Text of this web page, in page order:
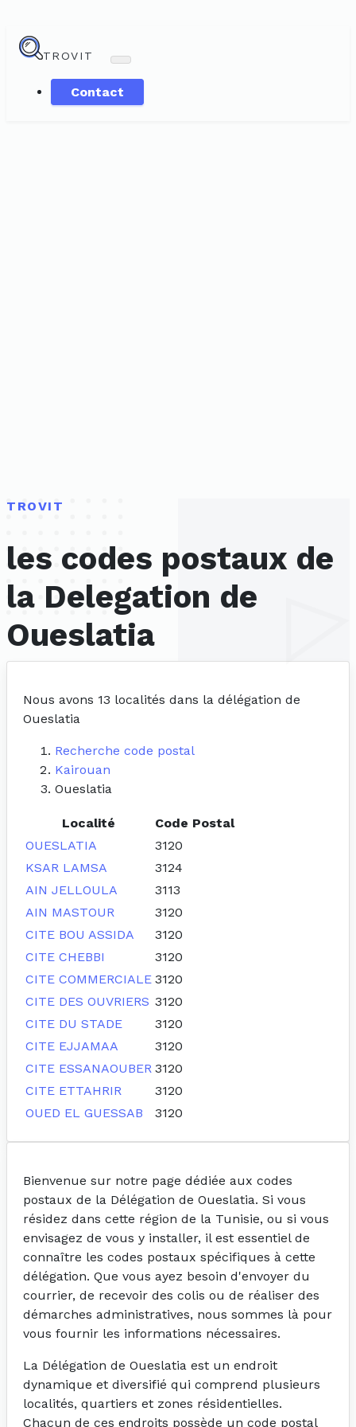
TROVIT
Contact
TROVIT
les codes postaux de
la Delegation de
Oueslatia
Nous avons 13 localités dans la délégation de
Oueslatia
Recherche code postal
Kairouan
Oueslatia
Localité
Code Postal
OUESLATIA
3120
KSAR LAMSA
3124
AIN JELLOULA
3113
AIN MASTOUR
3120
CITE BOU ASSIDA
3120
CITE CHEBBI
3120
CITE COMMERCIALE 3120
CITE DES OUVRIERS 3120
CITE DU STADE
3120
CITE EJJAMAA
3120
CITE ESSANAOUBER 3120
CITE ETTAHRIR
3120
OUED EL GUESSAB
3120
Bienvenue sur notre page dédiée aux codes
postaux de la Délégation de Oueslatia. Si vous
résidez dans cette région de la Tunisie, ou si vous
envisagez de vous y installer, il est essentiel de
connaître les codes postaux spécifiques à cette
délégation. Que vous ayez besoin d'envoyer du
courrier, de recevoir des colis ou de réaliser des
démarches administratives, nous sommes là pour
vous fournir les informations nécessaires.
La Délégation de Oueslatia est un endroit
dynamique et diversifié qui comprend plusieurs
localités, quartiers et zones résidentielles.
Chacun de ces endroits possède un code postal